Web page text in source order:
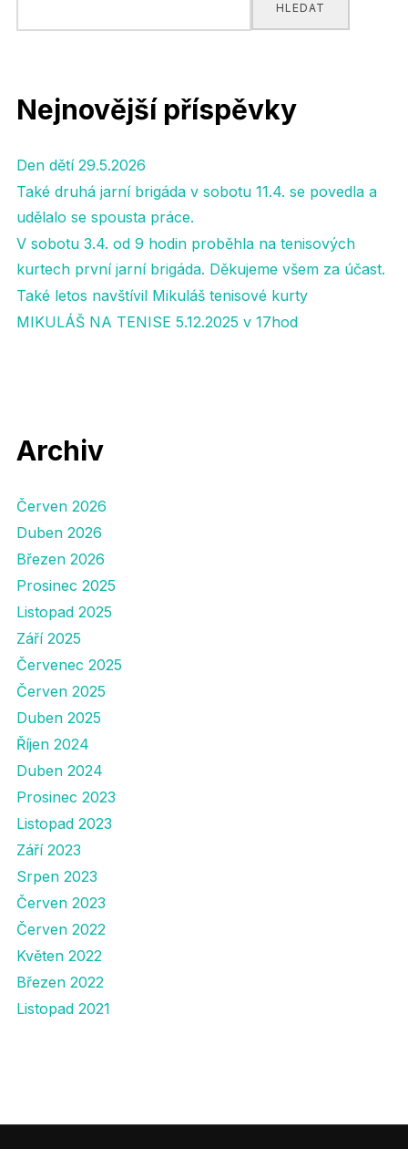
HLEDAT
Nejnovější příspěvky
Den dětí 29.5.2026
Také druhá jarní brigáda v sobotu 11.4. se povedla a
udělalo se spousta práce.
V sobotu 3.4. od 9 hodin proběhla na tenisových
kurtech první jarní brigáda. Děkujeme všem za účast.
Také letos navštívil Mikuláš tenisové kurty
MIKULÁŠ NA TENISE 5.12.2025 v 17hod
Archiv
Červen 2026
Duben 2026
Březen 2026
Prosinec 2025
Listopad 2025
Září 2025
Červenec 2025
Červen 2025
Duben 2025
Říjen 2024
Duben 2024
Prosinec 2023
Listopad 2023
Září 2023
Srpen 2023
Červen 2023
Červen 2022
Květen 2022
Březen 2022
Listopad 2021